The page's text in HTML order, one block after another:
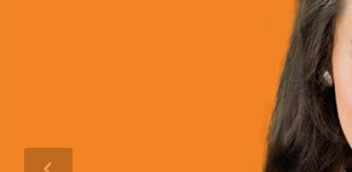
Ofrecemos a los